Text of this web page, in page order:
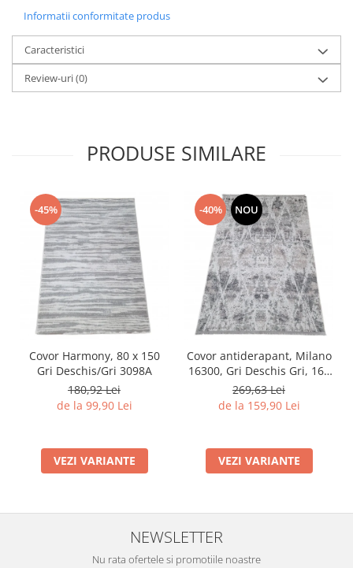
Informatii conformitate produs
Caracteristici
Review-uri(0)
PRODUSE SIMILARE
-45%
Covor Harmony, 80 x 150
Gri Deschis/Gri 3098A
180,92 Lei
de la 99,90 Lei
VEZI VARIANTE
-40% NOU
Covor antiderapant, Milano
16300, Gri Deschis Gri, 160
x 230 cm, Grosime 4 mm
269,63 Lei
de la 159,90 Lei
VEZI VARIANTE
NEWSLETTER
Nu rata ofertele si promotiile noastre